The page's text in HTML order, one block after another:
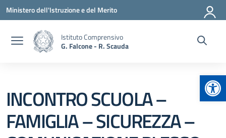
Vai ai contenuti
Vai al menu di navigazione
Vai al footer
Ministero dell'Istruzione e del Merito
Istituto Comprensivo
G. Falcone - R. Scauda
INCONTRO SCUOLA –
FAMIGLIA – SICUREZZA –